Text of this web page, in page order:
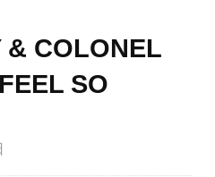
& COLONEL
SO